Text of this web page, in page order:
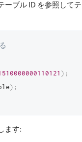
ーブル ID を参照して
) ;
) ;
ます: